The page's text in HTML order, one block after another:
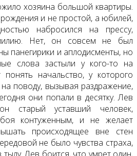
хозяина большой квартиры.
и не простой, а юбилей,
набросился на прессу,
Нет, он совсем не был
панегирики и аплодисменты, но
слова застыли у кого-то на
начальство, у которого
поводу, вызывая раздражение,
они попали в десятку. Лев
уставший человек,
контуженным, и не желает
происходящее вне стен
не было чувства страха,